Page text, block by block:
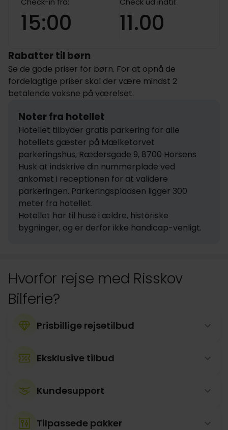
15:00 11.00
Rabatter til børn
Se de gode priser for børn. For at opnå de
fordelagtige priser skal der være mindst 2
betalende voksne på værelset.
Noter fra hotellet
Hotellet tilbyder gratis parkering for alle
hotellets gæster på Mælketorvet
parkeringshus, Rædersgade 9, 8700 Horsens
Husk at indskrive din nummerplade ved
ankomst i receptionen for at validere
parkeringen. Parkeringspladsen ligger 300
meter fra hotellet.
Hotellet har til huse i ældre, historiske
bygninger, og er derfor ikke handicap-venligt.
Hvorfor rejse med Risskov
Bilferie?
Prisbillige rejsetilbud
Eksklusive tilbud
Kundesupport
Tilpassede pakker